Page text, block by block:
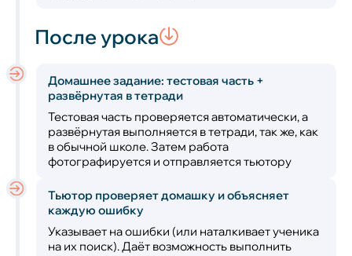
После урока
Домашнее задание: тестовая часть +
развёрнутая в тетради
Тестовая часть проверяется автоматически, а
развёрнутая выполняется в тетради, так же, как
в обычной школе. Затем работа
фотографируется и отправляется тьютору
Тьютор проверяет домашку и объясняет
каждую ошибку
Указывает на ошибки (или наталкивает ученика
на их поиск). Даёт возможность выполнить